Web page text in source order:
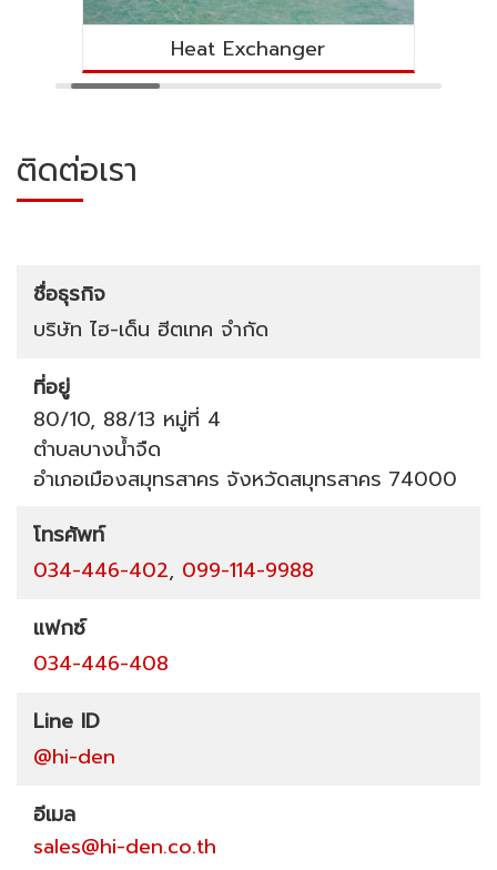
Heat Exchanger
ติดต่อเรา
ชื่อธุรกิจ
บริษัท ไฮ-เด็น ฮีตเทค จำกัด
ที่อยู่
80/10, 88/13 หมู่ที่ 4
ตำบลบางน้ำจืด
อำเภอเมืองสมุทรสาคร จังหวัดสมุทรสาคร 74000
โทรศัพท์
034-446-402, 099-114-9988
แฟกซ์
034-446-408
Line ID
@hi-den
อีเมล
sales@hi-den.co.th